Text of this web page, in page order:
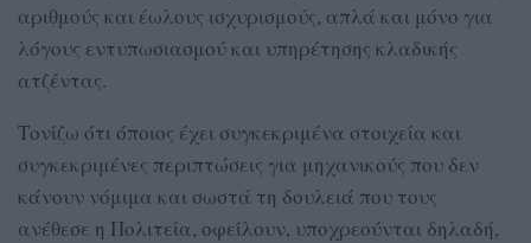
αριθμούς και έωλους ισχυρισμούς, απλά και μόνο για
λόγους εντυπωσιασμού και υπηρέτησης κλαδικής
ατζέντας.
Τονίζω ότι όποιος έχει συγκεκριμένα στοιχεία και
συγκεκριμένες περιπτώσεις για μηχανικούς που δεν
κάνουν νόμιμα και σωστά τη δουλειά που τους
ανέθεσε η Πολιτεία, οφείλουν, υποχρεούνται δηλαδή,